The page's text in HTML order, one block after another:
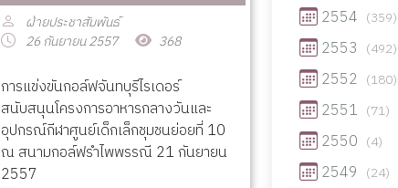
ฝ่ายประชาสัมพันธ์
26 กันยายน 2557
368
การแข่งขันกอล์ฟจันทบุรีไรเดอร์
สนับสนุนโครงการอาหารกลางวันและ
อุปกรณ์กีฬาศูนย์เด็กเล็กชุมชนย่อยที่ 10
ณ สนามกอล์ฟรำไพพรรณี 21 กันยายน
2557
2554 (359)
2553 (492)
2552 (180)
2551 (71)
2550 (4)
2549 (24)